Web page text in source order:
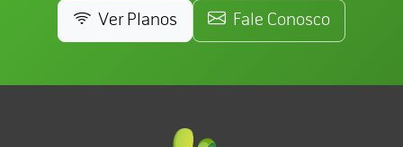
Ver Planos Fale Conosco